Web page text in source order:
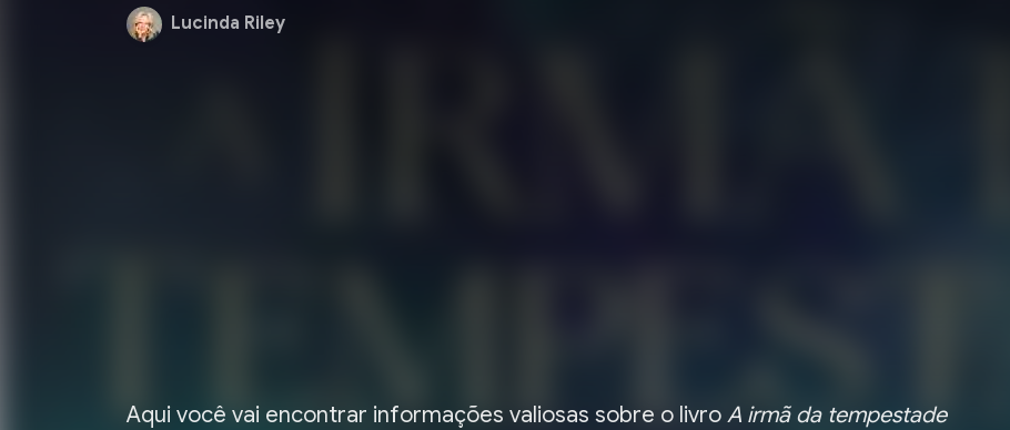
Lucinda Riley
Aqui você vai encontrar informações valiosas sobre o livro A irmã da tempestade